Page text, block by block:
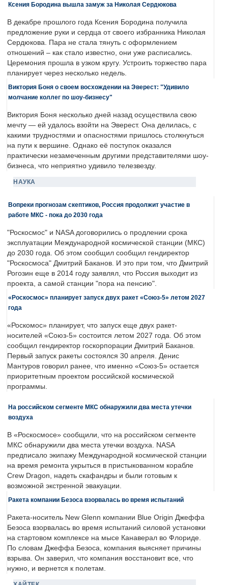
Ксения Бородина вышла замуж за Николая Сердюкова
В декабре прошлого года Ксения Бородина получила
предложение руки и сердца от своего избранника Николая
Сердюкова. Пара не стала тянуть с оформлением
отношений – как стало известно, они уже расписались.
Церемония прошла в узком кругу. Устроить торжество пара
планирует через несколько недель.
Виктория Боня о своем восхождении на Эверест: "Удивило
молчание коллег по шоу-бизнесу"
Виктория Боня несколько дней назад осуществила свою
мечту — ей удалось взойти на Эверест. Она делилась, с
какими трудностями и опасностями пришлось столкнуться
на пути к вершине. Однако её поступок оказался
практически незамеченным другими представителями шоу-
бизнеса, что неприятно удивило телезвезду.
НАУКА
Вопреки прогнозам скептиков, Россия продолжит участие в
работе МКС - пока до 2030 года
"Роскосмос" и NASA договорились о продлении срока
эксплуатации Международной космической станции (МКС)
до 2030 года. Об этом сообщил сообщил гендиректор
"Роскосмоса" Дмитрий Баканов. И это при том, что Дмитрий
Рогозин еще в 2014 году заявлял, что Россия выходит из
проекта, а самой станции "пора на пенсию".
«Роскосмос» планирует запуск двух ракет «Союз-5» летом 2027
года
«Роскомос» планирует, что запуск еще двух ракет-
носителей «Союз-5» состоится летом 2027 года. Об этом
сообщил гендиректор госкорпорации Дмитрий Баканов.
Первый запуск ракеты состоялся 30 апреля. Денис
Мантуров говорил ранее, что именно «Союз-5» остается
приоритетным проектом российской космической
программы.
На российском сегменте МКС обнаружили два места утечки
воздуха
В «Роскосмосе» сообщили, что на российском сегменте
МКС обнаружили два места утечки воздуха. NASA
предписало экипажу Международной космической станции
на время ремонта укрыться в пристыкованном корабле
Crew Dragon, надеть скафандры и были готовым к
возможной экстренной эвакуации.
Ракета компании Безоса взорвалась во время испытаний
Ракета-носитель New Glenn компании Blue Origin Джеффа
Безоса взорвалась во время испытаний силовой установки
на стартовом комплексе на мысе Канаверал во Флориде.
По словам Джеффа Безоса, компания выясняет причины
взрыва. Он заверил, что компания восстановит все, что
нужно, и вернется к полетам.